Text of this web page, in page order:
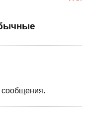
сообщения.